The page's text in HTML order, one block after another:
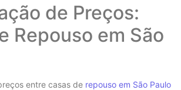
de Preços:
Repouso em São
entre casas de repouso em São Paulo